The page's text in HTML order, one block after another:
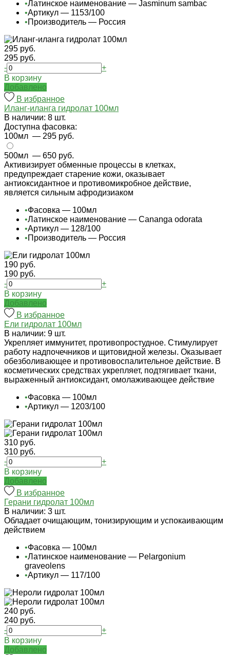
•Латинское наименование — Jasminum sambac
•Артикул — 1153/100
•Производитель — Россия
295 руб.
295 руб.
-
+
В корзину
Добавлено
В избранное
Иланг-иланга гидролат 100мл
В наличии: 8 шт.
Доступна фасовка:
100мл — 295 руб.
500мл — 650 руб.
Активизирует обменные процессы в клетках,
предупреждает старение кожи, оказывает
антиоксидантное и противомикробное действие,
является сильным афродизиаком
•Фасовка — 100мл
•Латинское наименование — Cananga odorata
•Артикул — 128/100
•Производитель — Россия
190 руб.
190 руб.
-
+
В корзину
Добавлено
В избранное
Ели гидролат 100мл
В наличии: 9 шт.
Укрепляет иммунитет, противопростудное. Стимулирует
работу надпочечников и щитовидной железы. Оказывает
обезболивающее и противовоспалительное действие. В
косметических средствах укрепляет, подтягивает ткани,
выраженный антиоксидант, омолаживающее действие
•Фасовка — 100мл
•Артикул — 1203/100
310 руб.
310 руб.
-
+
В корзину
Добавлено
В избранное
Герани гидролат 100мл
В наличии: 3 шт.
Обладает очищающим, тонизирующим и успокаивающим
действием
•Фасовка — 100мл
•Латинское наименование — Pelargonium
graveolens
•Артикул — 117/100
240 руб.
240 руб.
-
+
В корзину
Добавлено